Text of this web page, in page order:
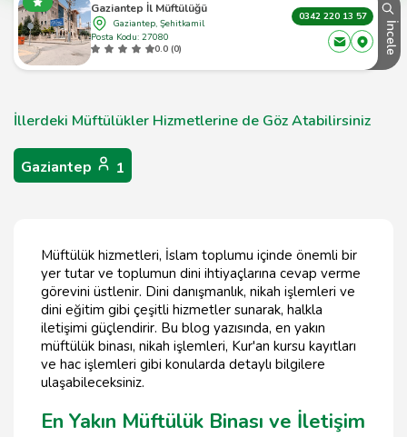
Gaziantep İl Müftülüğü
Gaziantep, Şehitkamil
Posta Kodu: 27080
0.0 (0)
0342 220 13 57
İncele
İllerdeki Müftülükler Hizmetlerine de Göz Atabilirsiniz
Gaziantep 1
Müftülük hizmetleri, İslam toplumu içinde önemli bir
yer tutar ve toplumun dini ihtiyaçlarına cevap verme
görevini üstlenir. Dini danışmanlık, nikah işlemleri ve
dini eğitim gibi çeşitli hizmetler sunarak, halkla
iletişimi güçlendirir. Bu blog yazısında, en yakın
müftülük binası, nikah işlemleri, Kur'an kursu kayıtları
ve hac işlemleri gibi konularda detaylı bilgilere
ulaşabileceksiniz.
En Yakın Müftülük Binası ve İletişim